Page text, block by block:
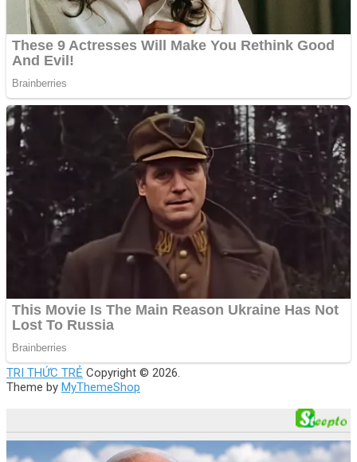
TRI THỨC TRẺ Copyright © 2026.
Theme by MyThemeShop